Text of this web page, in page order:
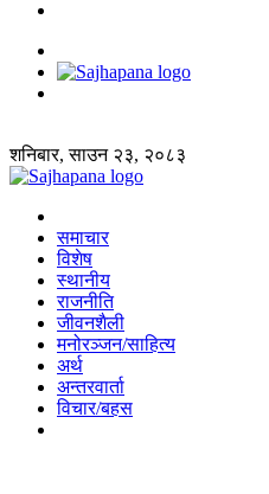
शनिबार, साउन २३, २०८३
समाचार
विशेष
स्थानीय
राजनीति
जीवनशैली
मनोरञ्जन/साहित्य
अर्थ
अन्तरवार्ता
विचार/बहस